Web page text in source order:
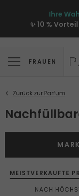
Ihre
✨ 10 %
FRAUEN
MEISTVERKAUFTE
NACH